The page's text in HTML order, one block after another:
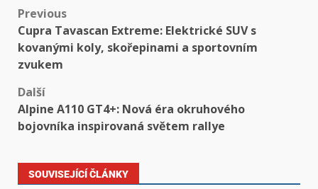
Previous
Cupra Tavascan Extreme: Elektrické SUV s
kovanými koly, skořepinami a sportovním
zvukem
Další
Alpine A110 GT4+: Nová éra okruhového
bojovníka inspirovaná světem rallye
SOUVISEJÍCÍ ČLÁNKY